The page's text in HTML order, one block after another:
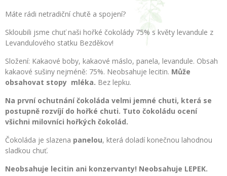
Máte rádi netradiční chutě a spojení?
Skloubili jsme chuť naši hořké čokolády 75% s květy levandule z
Levandulového statku Bezděkov!
Složení: Kakaové boby, kakaové máslo, panela, levandule. Obsah
kakaové sušiny nejméně: 75%. Neobsahuje lecitin. Může
obsahovat stopy mléka. Bez lepku.
Na první ochutnání čokoláda velmi jemné chuti, která se
postupně rozvíjí do hořké chuti. Tuto čokoládu ocení
všichni milovníci hořkých čokolád.
Čokoláda je slazena panelou, která doladí konečnou lahodnou
sladkou chuť.
Neobsahuje lecitin ani konzervanty! Neobsahuje LEPEK.